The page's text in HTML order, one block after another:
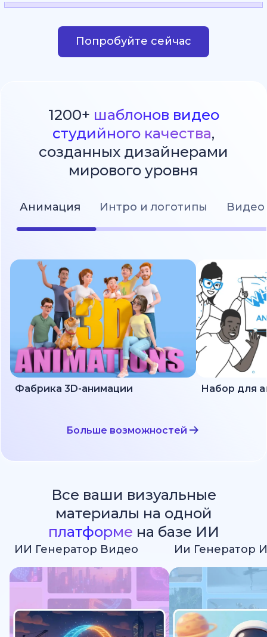
Попробуйте сейчас
1200+ шаблонов видео
студийного качества,
созданных дизайнерами
мирового уровня
Анимация Интро и логотипы Видео
Фабрика 3D-анимации
Больше возможностей
Все ваши визуальные
материалы на одной
платформе на базе ИИ
ИИ Генератор Видео